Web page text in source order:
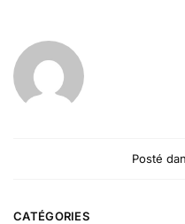
Posté
CATÉGORIES